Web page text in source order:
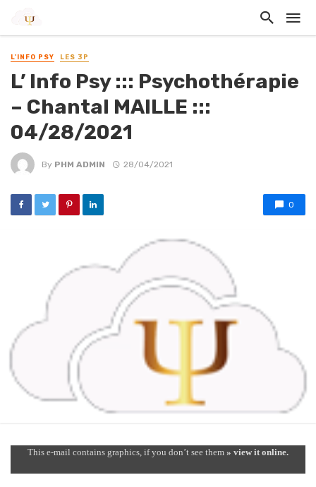
L'INFO PSY LES 3P
L’ Info Psy ::: Psychothérapie
– Chantal MAILLE :::
04/28/2021
By PHM ADMIN 28/04/2021
0
This e-mail contains graphics, if you don’t see them » view it online.